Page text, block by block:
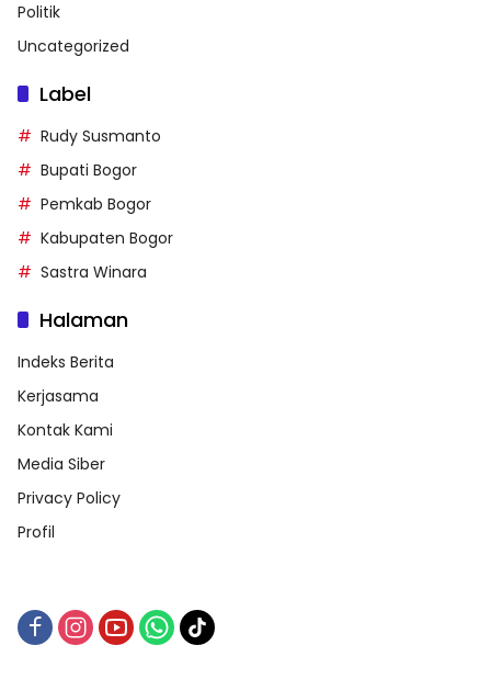
Politik
Uncategorized
Label
Rudy Susmanto
Bupati Bogor
Pemkab Bogor
Kabupaten Bogor
Sastra Winara
Halaman
Indeks Berita
Kerjasama
Kontak Kami
Media Siber
Privacy Policy
Profil